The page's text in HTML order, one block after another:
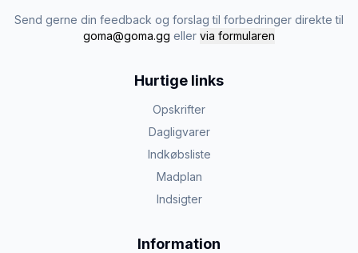
Send gerne din feedback og forslag til forbedringer direkte til
goma@goma.gg eller via formularen
Hurtige links
Opskrifter
Dagligvarer
Indkøbsliste
Madplan
Indsigter
Information